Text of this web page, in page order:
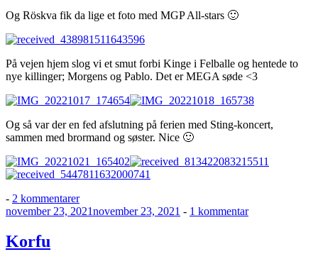
Og Röskva fik da lige et foto med MGP All-stars 🙂
På vejen hjem slog vi et smut forbi Kinge i Felballe og hentede to
nye killinger; Morgens og Pablo. Det er MEGA søde <3
Og så var der en fed afslutning på ferien med Sting-koncert,
sammen med brormand og søster. Nice 🙂
- 2 kommentarertil
Efterårsliv
Udgivet
november 23, 2021november 23, 2021 - 1 kommentartil
Korfu